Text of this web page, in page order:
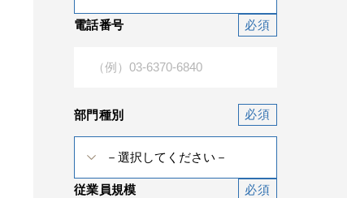
電話番号
部門種別
従業員規模